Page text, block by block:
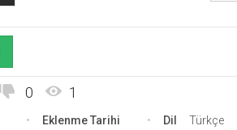
0 1
Eklenme Tarihi Dil Türkçe